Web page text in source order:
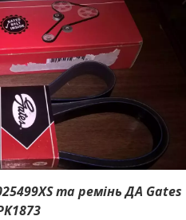
та ремінь ДА Gates